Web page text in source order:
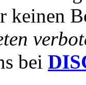
keinen
bei